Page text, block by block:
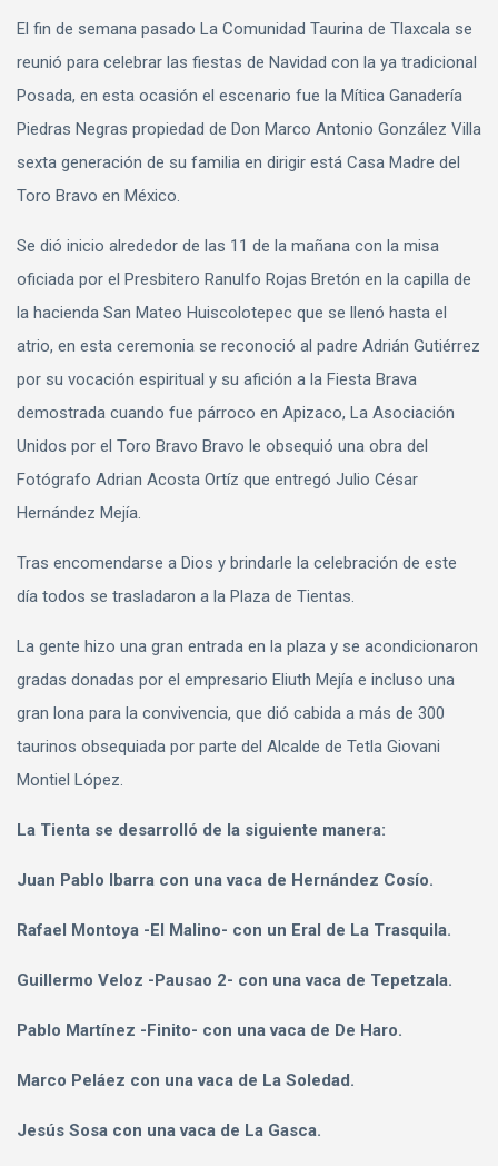
El fin de semana pasado La Comunidad Taurina de Tlaxcala se
reunió para celebrar las fiestas de Navidad con la ya tradicional
Posada, en esta ocasión el escenario fue la Mítica Ganadería
Piedras Negras propiedad de Don Marco Antonio González Villa
sexta generación de su familia en dirigir está Casa Madre del
Toro Bravo en México.
Se dió inicio alrededor de las 11 de la mañana con la misa
oficiada por el Presbitero Ranulfo Rojas Bretón en la capilla de
la hacienda San Mateo Huiscolotepec que se llenó hasta el
atrio, en esta ceremonia se reconoció al padre Adrián Gutiérrez
por su vocación espiritual y su afición a la Fiesta Brava
demostrada cuando fue párroco en Apizaco, La Asociación
Unidos por el Toro Bravo Bravo le obsequió una obra del
Fotógrafo Adrian Acosta Ortíz que entregó Julio César
Hernández Mejía.
Tras encomendarse a Dios y brindarle la celebración de este
día todos se trasladaron a la Plaza de Tientas.
La gente hizo una gran entrada en la plaza y se acondicionaron
gradas donadas por el empresario Eliuth Mejía e incluso una
gran lona para la convivencia, que dió cabida a más de 300
taurinos obsequiada por parte del Alcalde de Tetla Giovani
Montiel López.
La Tienta se desarrolló de la siguiente manera:
Juan Pablo Ibarra con una vaca de Hernández Cosío.
Rafael Montoya -El Malino- con un Eral de La Trasquila.
Guillermo Veloz -Pausao 2- con una vaca de Tepetzala.
Pablo Martínez -Finito- con una vaca de De Haro.
Marco Peláez con una vaca de La Soledad.
Jesús Sosa con una vaca de La Gasca.